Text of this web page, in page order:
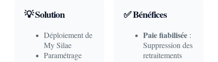
💡 Solution
Déploiement de
My Silae
Paramétrage
✅ Bénéfices
Paie fiabilisée :
Suppression des
retraitements